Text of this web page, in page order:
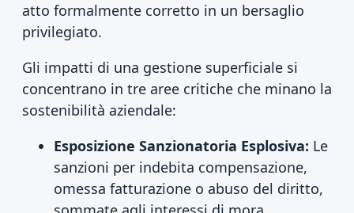
atto formalmente corretto in un bersaglio
privilegiato.
Gli impatti di una gestione superficiale si
concentrano in tre aree critiche che minano la
sostenibilità aziendale:
Esposizione Sanzionatoria Esplosiva: Le
sanzioni per indebita compensazione,
omessa fatturazione o abuso del diritto,